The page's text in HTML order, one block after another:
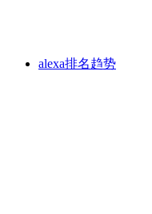
alexa排名趋势